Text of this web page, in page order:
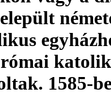
1585-